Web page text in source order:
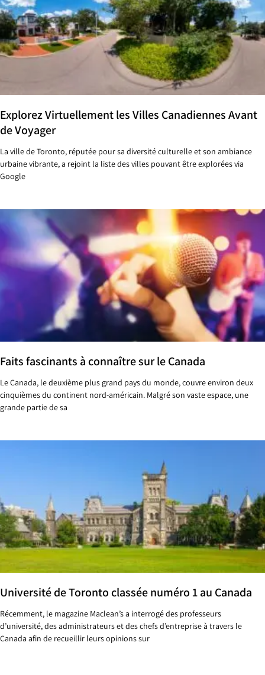
Explorez Virtuellement les Villes Canadiennes Avant
de Voyager
La ville de Toronto, réputée pour sa diversité culturelle et son ambiance
urbaine vibrante, a rejoint la liste des villes pouvant être explorées via
Google
Faits fascinants à connaître sur le Canada
Le Canada, le deuxième plus grand pays du monde, couvre environ deux
cinquièmes du continent nord-américain. Malgré son vaste espace, une
grande partie de sa
Université de Toronto classée numéro 1 au Canada
Récemment, le magazine Maclean’s a interrogé des professeurs
d’université, des administrateurs et des chefs d’entreprise à travers le
Canada afin de recueillir leurs opinions sur